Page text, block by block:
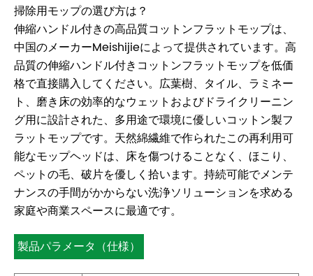
掃除用モップの選び方は？
伸縮ハンドル付きの高品質コットンフラットモップは、
中国のメーカーMeishijieによって提供されています。高
品質の伸縮ハンドル付きコットンフラットモップを低価
格で直接購入してください。広葉樹、タイル、ラミネー
ト、磨き床の効率的なウェットおよびドライクリーニン
グ用に設計された、多用途で環境に優しいコットン製フ
ラットモップです。天然綿繊維で作られたこの再利用可
能なモップヘッドは、床を傷つけることなく、ほこり、
ペットの毛、破片を優しく拾います。持続可能でメンテ
ナンスの手間がかからない洗浄ソリューションを求める
家庭や商業スペースに最適です。
製品パラメータ（仕様）